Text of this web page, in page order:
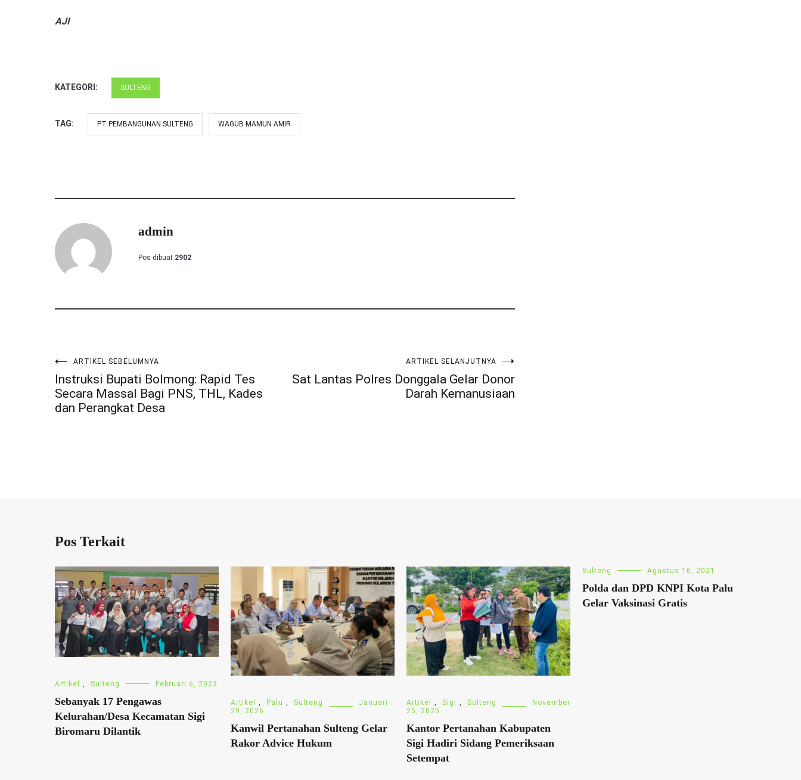
AJI
KATEGORI: SULTENG
TAG: PT PEMBANGUNAN SULTENG WAGUB MAMUN AMIR
admin
Pos dibuat 2902
Navigasi
pos
ARTIKEL SEBELUMNYA
Instruksi Bupati Bolmong: Rapid Tes
Secara Massal Bagi PNS, THL, Kades
dan Perangkat Desa
ARTIKEL SELANJUTNYA
Sat Lantas Polres Donggala Gelar Donor
Darah Kemanusiaan
Pos Terkait
Artikel Sulteng Februari 6, 2023
Sebanyak 17 Pengawas
Kelurahan/Desa Kecamatan Sigi
Biromaru Dilantik
Artikel , Palu , Sulteng
Januari
29, 2026
Kanwil Pertanahan Sulteng Gelar
Rakor Advice Hukum
Artikel , Sigi , Sulteng
November
25, 2025
Kantor Pertanahan Kabupaten
Sigi Hadiri Sidang Pemeriksaan
Setempat
Sulteng Agustus 16, 2021
Polda dan DPD KNPI Kota Palu
Gelar Vaksinasi Gratis